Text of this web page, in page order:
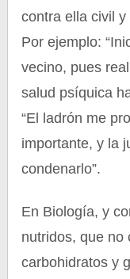
contra ella civil
Por ejemplo:
vecino, pues
salud psíquica
“El ladrón me
importante, y la
condenarlo”.
En Biología, y
nutridos, que no
carbohidratos y